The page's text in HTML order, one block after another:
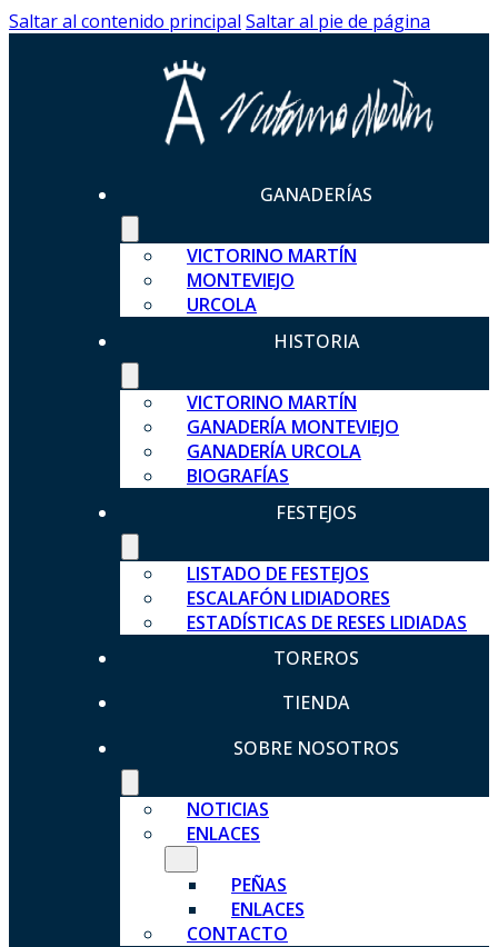
Saltar al contenido principal Saltar al pie de página
GANADERÍAS
VICTORINO MARTÍN
MONTEVIEJO
URCOLA
HISTORIA
VICTORINO MARTÍN
GANADERÍA MONTEVIEJO
GANADERÍA URCOLA
BIOGRAFÍAS
FESTEJOS
LISTADO DE FESTEJOS
ESCALAFÓN LIDIADORES
ESTADÍSTICAS DE RESES LIDIADAS
TOREROS
TIENDA
SOBRE NOSOTROS
NOTICIAS
ENLACES
PEÑAS
ENLACES
CONTACTO